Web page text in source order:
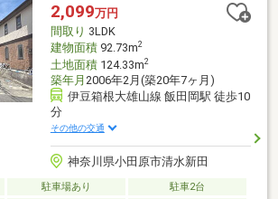
2,099万円
間取り 3LDK
建物面積92.73m2
土地面積124.33m2
築年月 2006年2月(築20年7ヶ月)
伊豆箱根大雄山線 飯田岡駅 徒歩10
分
その他の交通
神奈川県小田原市清水新田
駐車場あり
駐車2台